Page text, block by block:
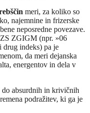
meri, za koliko so
najemnine in frizerske
neposredne povezave.
ZGIGM (npr. »06
drug indeks) pa je
da meri dejanska
energentov in dela v
do absurdnih in krivičnih
podražitev, ki ga je